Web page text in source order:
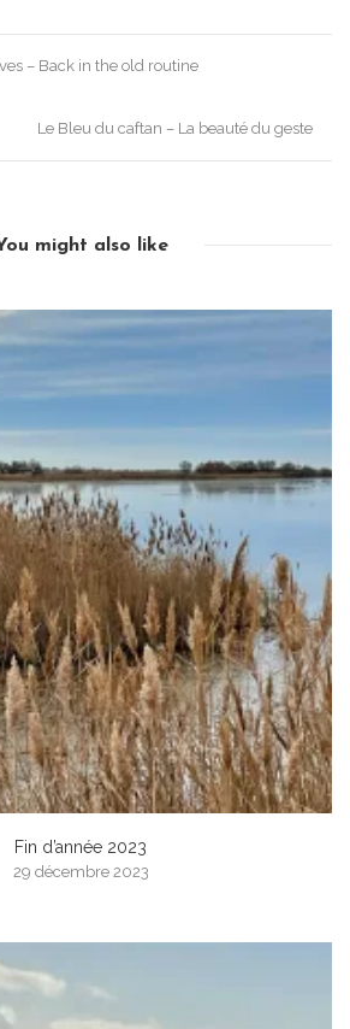
– Back in the old routine
Le Bleu du caftan – La beauté du geste
might also like
Fin d’année 2023
29 décembre 2023